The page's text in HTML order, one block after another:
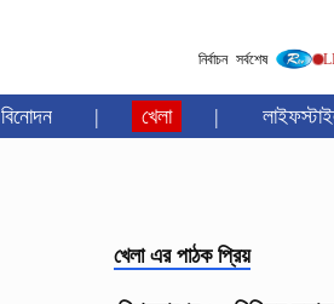
নির্বাচন সর্বশেষ
বিনোদন | খেলা |
খেলা এর পাঠক প্রিয়